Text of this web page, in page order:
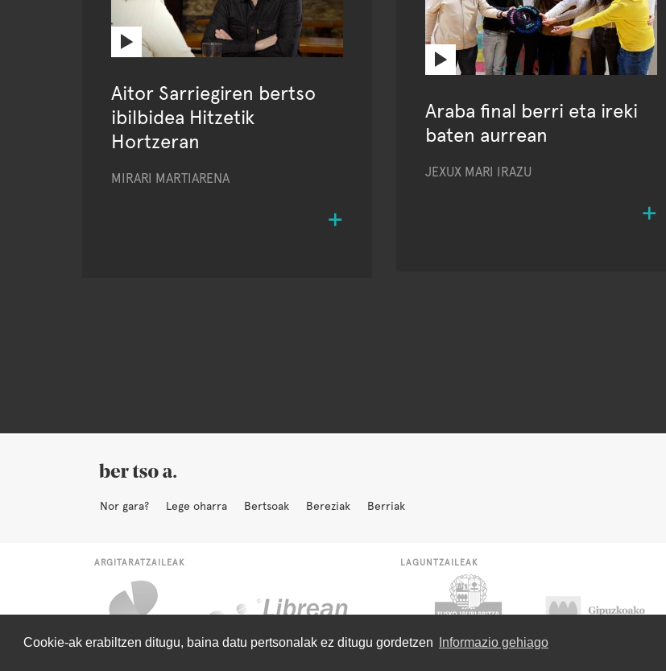
Cookie-ak erabiltzen ditugu, baina datu pertsonalak ez ditugu gordetzen Informazio gehiago
Aitor Sarriegiren bertso
ibilbidea Hitzetik
Hortzeran
MIRARI MARTIARENA
Araba final berri eta ireki
baten aurrean
JEXUX MARI IRAZU
Nor gara? Lege oharra Bertsoak Bereziak Berriak
ARGITARATZAILEAK LAGUNTZAILEAK